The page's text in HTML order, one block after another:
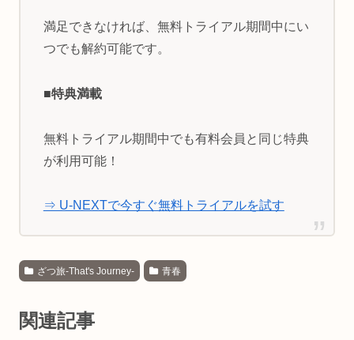
満足できなければ、無料トライアル期間中にい
つでも解約可能です。
■特典満載
無料トライアル期間中でも有料会員と同じ特典
が利用可能！
⇒ U-NEXTで今すぐ無料トライアルを試す
ざつ旅-That's Journey- 青春
関連記事